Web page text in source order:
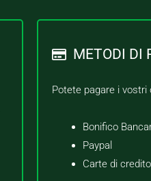
METODI DI
Potete pagare i vostri
Bonifico
Paypal
Carte di credito